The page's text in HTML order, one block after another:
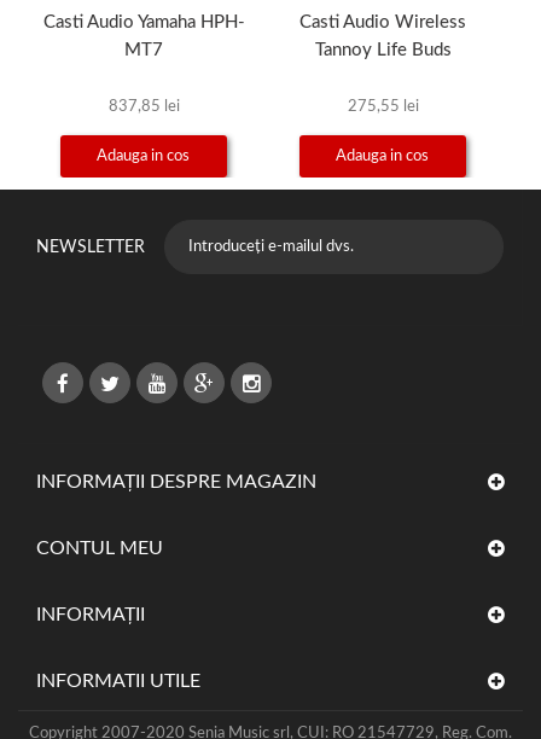
Casti Audio Yamaha HPH-
MT7
837,85 lei
Adauga in cos
Casti Audio Wireless
Tannoy Life Buds
275,55 lei
Adauga in cos
NEWSLETTER
INFORMAȚII DESPRE MAGAZIN
CONTUL MEU
INFORMAŢII
INFORMATII UTILE
Copyright 2007-2020 Senia Music srl, CUI: RO 21547729, Reg. Com.